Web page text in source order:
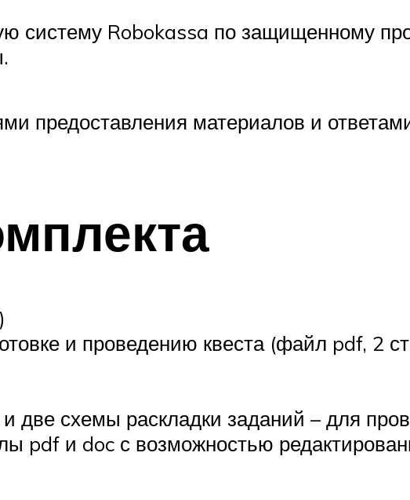
систему Robokassa по защищенному
предоставления материалов и
и проведению квеста (файл pdf, 2
две схемы раскладки заданий – для
pdf и doc с возможностью